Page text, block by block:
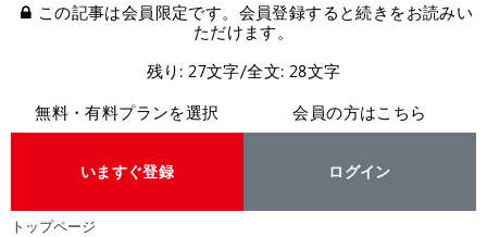
この記事は会員限定です。会員登録すると続きをお読みい
ただけます。
残り: 27文字/全文: 28文字
無料・有料プランを選択
いますぐ登録
会員の方はこちら
ログイン
トップページ